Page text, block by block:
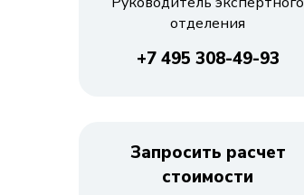
отделения
+7 495 308-49-93
Запросить расчет
стоимости